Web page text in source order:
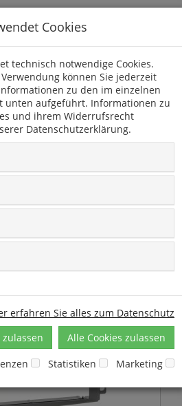
Toggle
navigation
Kategorien
ändern
Cookies
technisch notwendige Cookies.
können Sie jederzeit
zu den im einzelnen
unten aufgeführt. Informationen zu
und ihrem Widerrufsrecht
Datenschutzerklärung.
erfahren Sie alles zum Datenschutz
Alle Cookies zulassen
Statistiken Marketing